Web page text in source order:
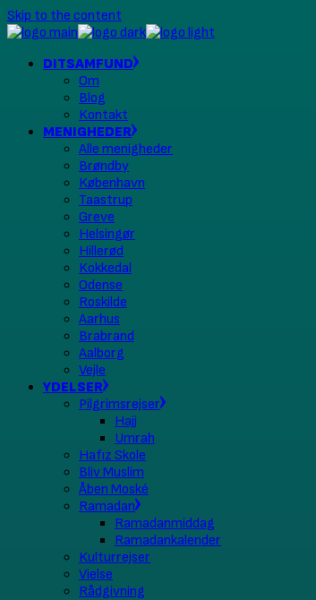
Skip to the content
DITSAMFUND
Om
Blog
Kontakt
MENIGHEDER
Alle menigheder
Brøndby
København
Taastrup
Greve
Helsingør
Hillerød
Kokkedal
Odense
Roskilde
Aarhus
Brabrand
Aalborg
Vejle
YDELSER
Pilgrimsrejser
Hajj
Umrah
Hafız Skole
Bliv Muslim
Åben Moské
Ramadan
Ramadanmiddag
Ramadankalender
Kulturrejser
Vielse
Rådgivning